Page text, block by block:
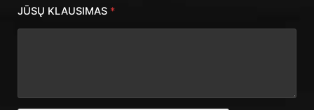
JŪSŲ KLAUSIMAS *